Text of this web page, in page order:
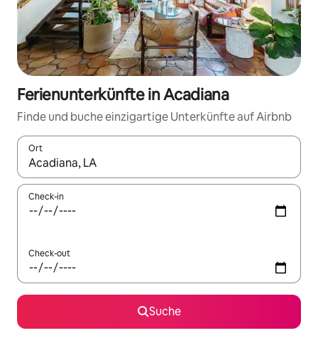
Ferienunterkünfte in Acadiana
Finde und buche einzigartige Unterkünfte auf Airbnb
Ort
Wenn Ergebnisse verfügbar sind, navigiere mit den
Check-in
Check-out
Suche